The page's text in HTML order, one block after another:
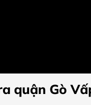
quận Gò